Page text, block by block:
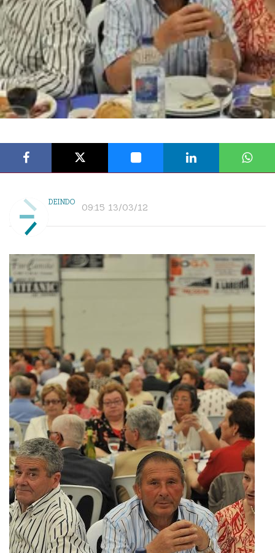
DEINDO 09:15 13/03/12